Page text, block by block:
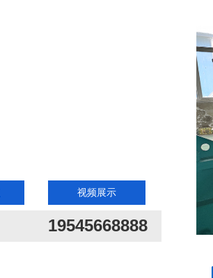
视频展示
19545668888